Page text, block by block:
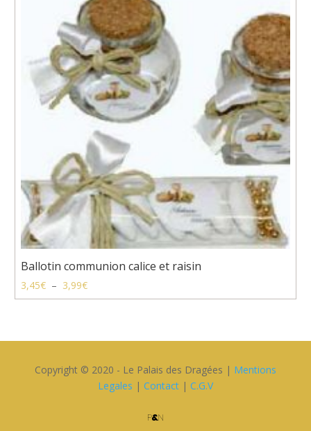
4,20€
Ballotin communion calice et raisin
3,45€ – 3,99€Plage
de
3,99€
Copyright © 2020 - Le Palais des Dragées | Mentions
Legales | Contact| C.G.V